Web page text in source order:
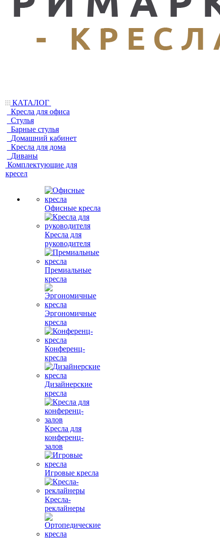
КАТАЛОГ
Кресла для офиса
Стулья
Барные стулья
Домашний кабинет
Кресла для дома
Диваны
Комплектующие для
кресел
Офисные кресла
Кресла для
руководителя
Премиальные
кресла
Эргономичные
кресла
Конференц-
кресла
Дизайнерские
кресла
Кресла для
конференц-
залов
Игровые кресла
Кресла-
реклайнеры